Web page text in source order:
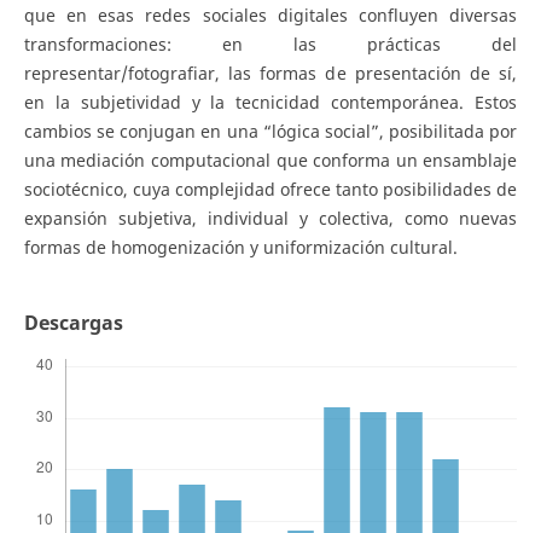
que en esas redes sociales digitales confluyen diversas
transformaciones: en las prácticas del
representar/fotografiar, las formas de presentación de sí,
en la subjetividad y la tecnicidad contemporánea. Estos
cambios se conjugan en una “lógica social”, posibilitada por
una mediación computacional que conforma un ensamblaje
sociotécnico, cuya complejidad ofrece tanto posibilidades de
expansión subjetiva, individual y colectiva, como nuevas
formas de homogenización y uniformización cultural.
Descargas